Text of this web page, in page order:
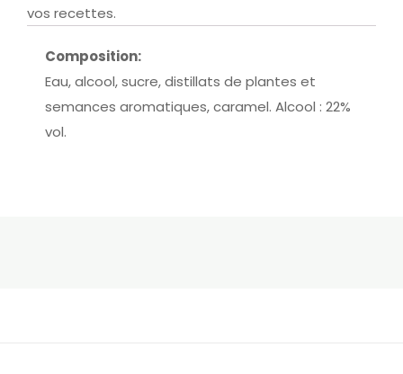
vos recettes.
Composition:
Eau, alcool, sucre, distillats de plantes et
semances aromatiques, caramel. Alcool : 22%
vol.